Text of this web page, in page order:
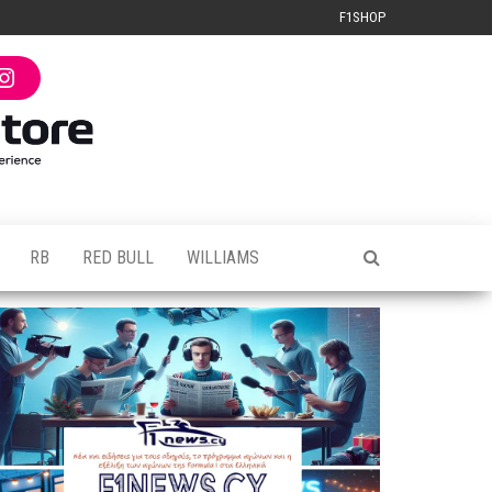
F1SHOP
I
n
s
t
a
g
RB RED BULL WILLIAMS